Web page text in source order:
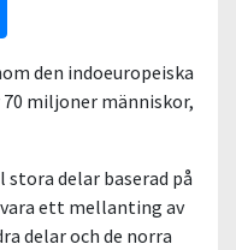
den indoeuropeiska
miljoner människor,
delar baserad på
ett mellanting av
delar och de norra